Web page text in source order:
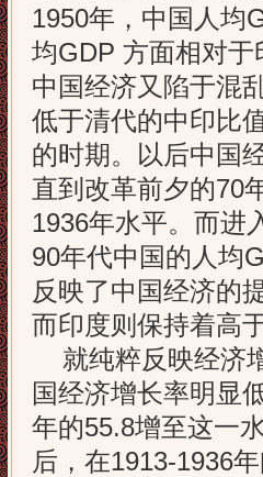
1950年，中国人均
均GDP 方面相对
中国经济又陷于混
低于清代的中印比
的时期。以后中国
直到改革前夕的70
1936年水平。而进
90年代中国的人均
反映了中国经济的
而印度则保持着高
就纯粹反映经济
国经济增长率明显
年的55.8增至这一
后，在1913-1936